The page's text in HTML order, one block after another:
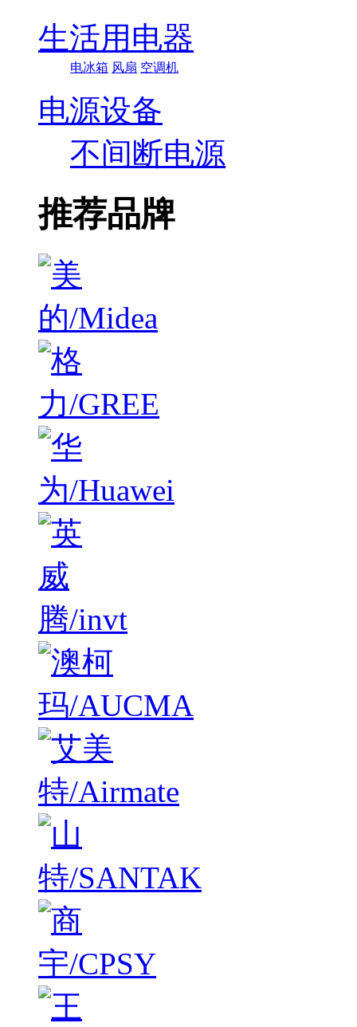
生活用电器
电冰箱 风扇 空调机
电源设备
不间断电源
推荐品牌